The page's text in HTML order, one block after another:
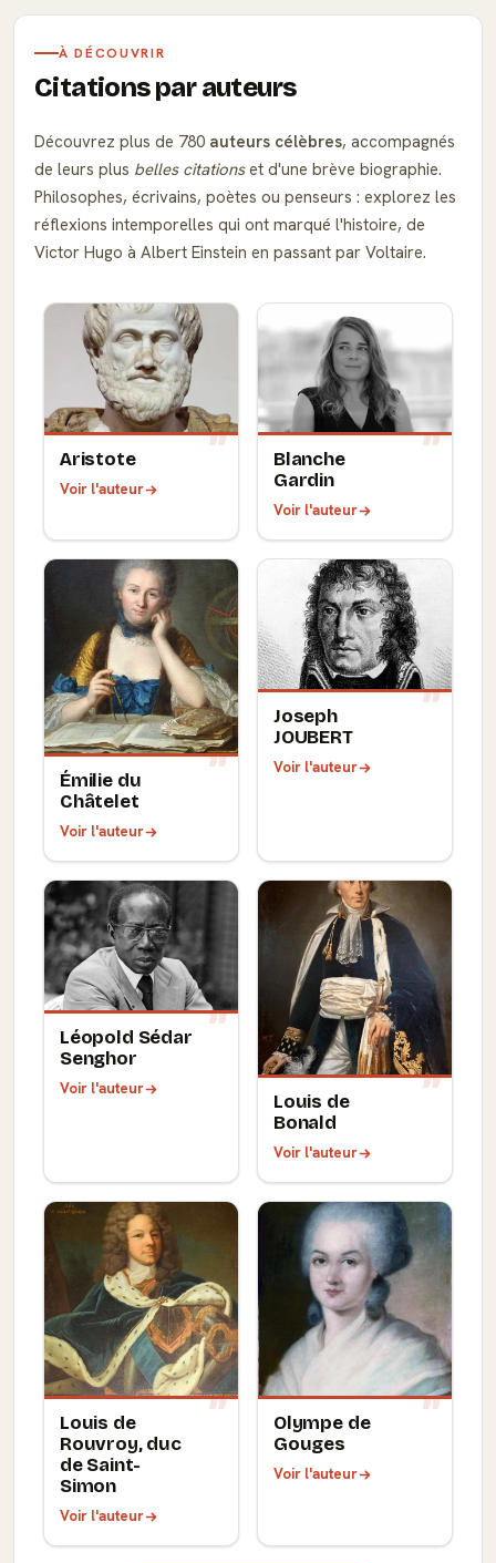
À DÉCOUVRIR
Citations par auteurs
Découvrez plus de 780 auteurs célèbres, accompagnés
de leurs plus belles citationset d'une brève biographie.
Philosophes, écrivains, poètes ou penseurs : explorez les
réflexions intemporelles qui ont marqué l'histoire, de
Victor Hugo à Albert Einstein en passant par Voltaire.
Aristote
Voir l'auteur
Blanche
Gardin
Voir l'auteur
Émilie du
Châtelet
Voir l'auteur
Joseph
JOUBERT
Voir l'auteur
Léopold Sédar
Senghor
Voir l'auteur
Louis de
Bonald
Voir l'auteur
Louis de
Rouvroy, duc
de Saint-
Simon
Voir l'auteur
Olympe de
Gouges
Voir l'auteur